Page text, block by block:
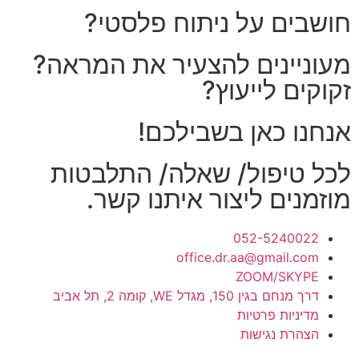
חושבים על ניתוח פלסטי?
מעוניינים להצעיר את המראה?
זקוקים לייעוץ?
אנחנו כאן בשבילכם!
לכל טיפול/ שאלה/ התלבטות
מוזמנים ליצור איתנו קשר.
052-5240022
office.dr.aa@gmail.com
ZOOM/SKYPE
דרך מנחם בגין 150, מגדל WE, קומה 2, תל אביב
מדיניות פרטיות
הצהרת נגישות